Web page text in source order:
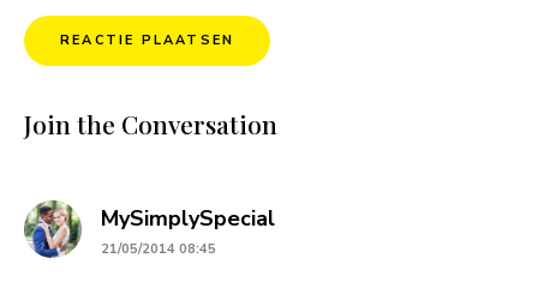
Join the Conversation
MySimplySpecialsays:
21/05/2014 08:45